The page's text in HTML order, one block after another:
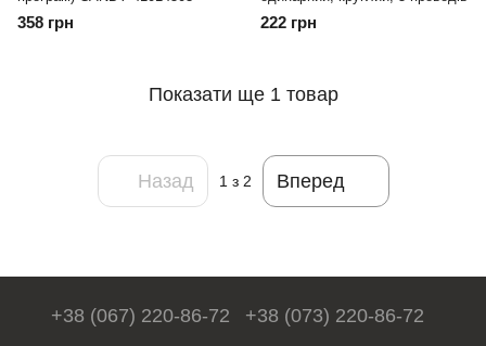
358 грн 222 грн
Показати ще 1 товар
Назад 1 з 2 Вперед
+38 (067) 220-86-72 +38 (073) 220-86-72